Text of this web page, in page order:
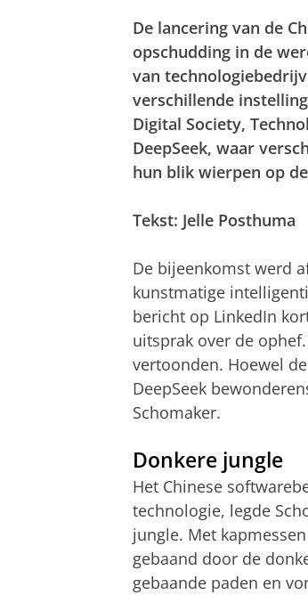
De lancering van de
opschudding in de
van
verschillende
Digital Society,
DeepSeek, waar
hun blik wierpen op
Tekst: Jelle Posthuma
De bijeenkomst werd
kunstmatige
bericht op LinkedIn
uitsprak over de
vertoonden. Hoewel
DeepSeek
Schomaker.
Donkere jungle
Het Chinese
technologie, legde
jungle. Met
gebaand door de
gebaande paden en